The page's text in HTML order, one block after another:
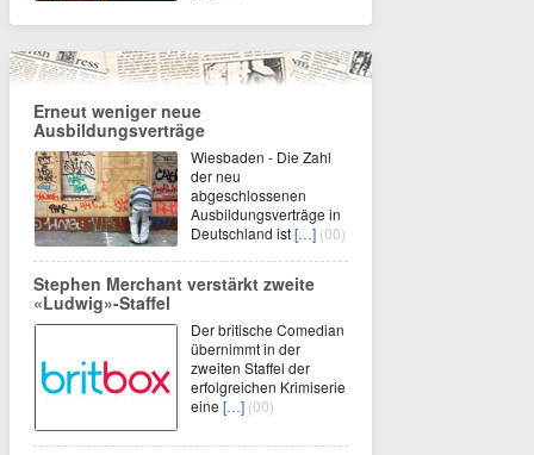
Erneut weniger neue
Ausbildungsverträge
Wiesbaden - Die Zahl
der neu
abgeschlossenen
Ausbildungsverträge in
Deutschland ist[…] (00)
Stephen Merchant verstärkt zweite
«Ludwig»-Staffel
Der britische Comedian
übernimmt in der
zweiten Staffel der
erfolgreichen Krimiserie
eine […] (00)